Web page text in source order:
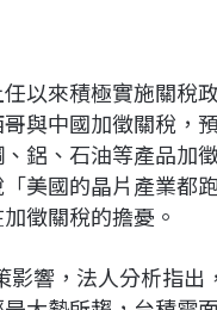
以來積極實施關稅
與中國加徵關稅，
鋁、石油等產品加
美國的晶片產業都
徵關稅的擔憂。
影響，法人分析指出